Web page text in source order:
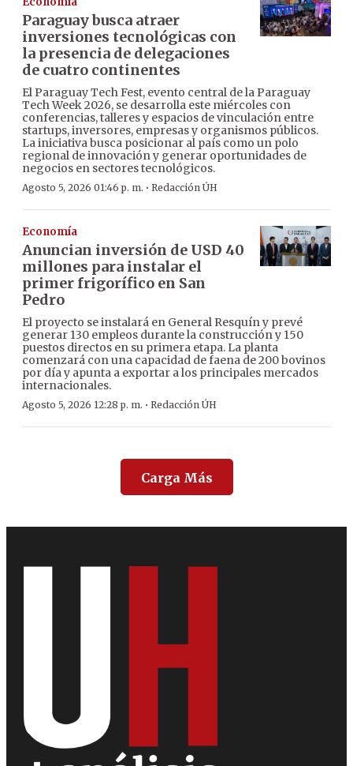
Paraguay busca atraer
inversiones tecnológicas con
la presencia de delegaciones
de cuatro continentes
El Paraguay Tech Fest, evento central de la Paraguay
Tech Week 2026, se desarrolla este miércoles con
conferencias, talleres y espacios de vinculación entre
startups, inversores, empresas y organismos públicos.
La iniciativa busca posicionar al país como un polo
regional de innovación y generar oportunidades de
negocios en sectores tecnológicos.
Agosto 5, 2026 01:46 p. m. · Redacción ÚH
Economía
Anuncian inversión de USD 40
millones para instalar el
primer frigorífico en San
Pedro
El proyecto se instalará en General Resquín y prevé
generar 130 empleos durante la construcción y 150
puestos directos en su primera etapa. La planta
comenzará con una capacidad de faena de 200 bovinos
por día y apunta a exportar a los principales mercados
internacionales.
Agosto 5, 2026 12:28 p. m. · Redacción ÚH
Carga Más